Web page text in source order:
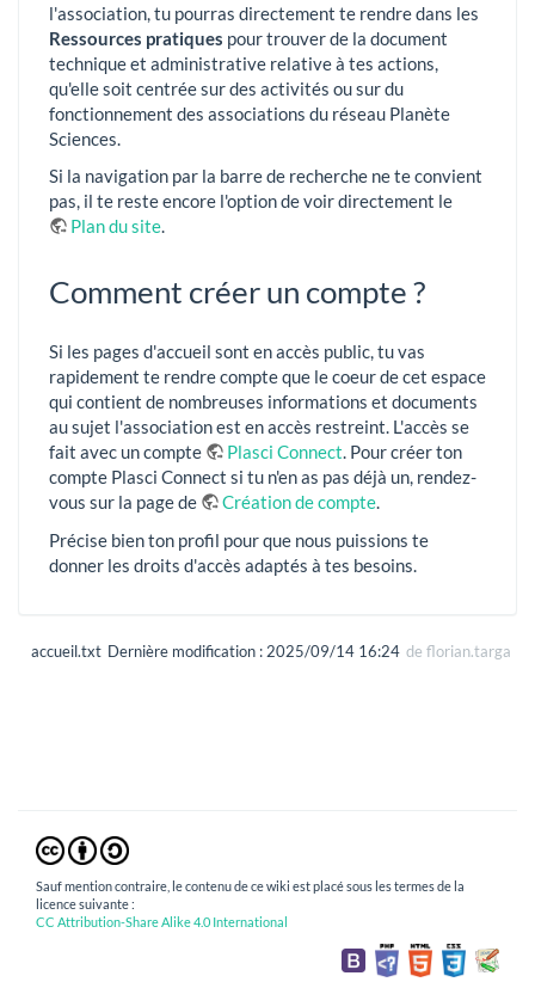
l'association, tu pourras directement te rendre dans les
Ressources pratiques pour trouver de la document
technique et administrative relative à tes actions,
qu'elle soit centrée sur des activités ou sur du
fonctionnement des associations du réseau Planète
Sciences.
Si la navigation par la barre de recherche ne te convient
pas, il te reste encore l'option de voir directement le
Plan du site.
Comment créer un compte ?
Si les pages d'accueil sont en accès public, tu vas
rapidement te rendre compte que le coeur de cet espace
qui contient de nombreuses informations et documents
au sujet l'association est en accès restreint. L'accès se
fait avec un compte
Plasci Connect. Pour créer ton
compte Plasci Connect si tu n'en as pas déjà un, rendez-
vous sur la page de
Création de compte.
Précise bien ton profil pour que nous puissions te
donner les droits d'accès adaptés à tes besoins.
accueil.txt Dernière modification :2025/09/14 16:24 de florian.targa
Sauf mention contraire, le contenu de ce wiki est placé sous les termes de la
licence suivante :
CC Attribution-Share Alike 4.0 International